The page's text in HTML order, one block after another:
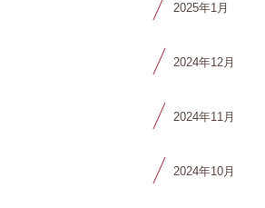
2025年1月
2024年12月
2024年11月
2024年10月